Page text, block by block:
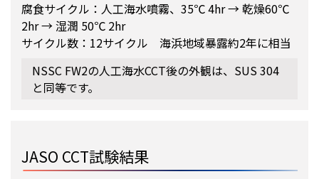
腐食サイクル：人工海水噴霧、35℃ 4hr → 乾燥60℃
2hr → 湿潤 50℃ 2hr
サイクル数：12サイクル 海浜地域暴露約2年に相当
NSSC FW2の人工海水CCT後の外観は、SUS 304
と同等です。
JASO CCT試験結果